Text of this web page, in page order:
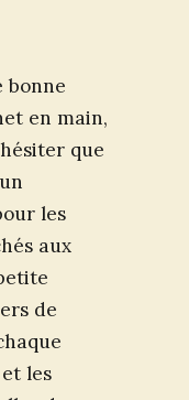
bonne
en main,
que
les
aux
de
les